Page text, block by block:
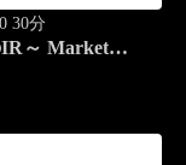
30分
IR～ Market